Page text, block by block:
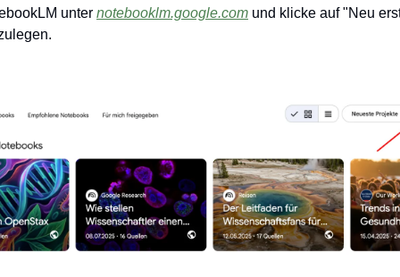
unter notebooklm.google.com und klicke auf "Neu